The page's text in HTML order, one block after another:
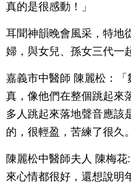
真的是很感動！」
耳聞神韻晚會風采，特地
婦，與女兒、孫女三代一
嘉義市中醫師 陳麗松：
真，像他們在整個跳起來
多人跳起來落地聲音應該
的，很輕盈，苦練了很久
陳麗松中醫師夫人 陳梅
來心情都很好，還想說明